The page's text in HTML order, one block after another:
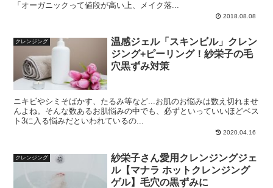
「オーガニックって値段が高い上、メイク落...
2018.08.08
クレンジング
温感ジェル「スキンビル」クレン
ジング+ピーリング！紗栄子の毛
穴黒ずみ対策
ニキビやシミそばかす、たるみ等など...お肌のお悩みは数え切れませ
んよね。そんな数あるお肌悩みの中でも、必ずといっていいほどベス
ト3に入る悩みだといわれているの...
2020.04.16
クレンジング
紗栄子さん愛用クレンジングジェ
ル【マナラ ホットクレンジング
ゲル】毛穴の黒ずみに